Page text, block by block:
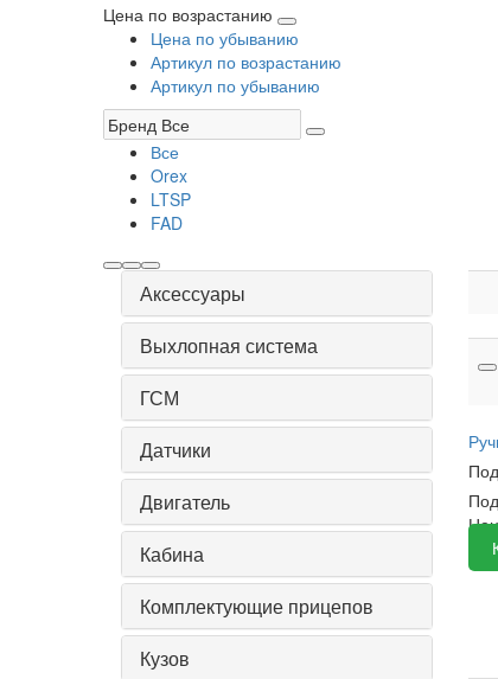
Цена по возрастанию
Цена по убыванию
Артикул по возрастанию
Артикул по убыванию
Все
Orex
LTSP
FAD
Аксессуары
Выхлопная система
ГСМ
Датчики
Двигатель
Кабина
Комплектующие прицепов
Кузов